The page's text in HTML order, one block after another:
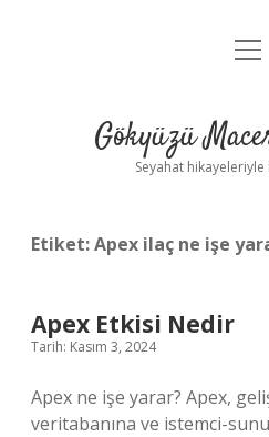
Yasal
Gökyüzü
Seyahat
Etiket:Apex ilaç ne işe
Apex Etkisi Nedir
Tarih: Kasım 3, 2024
Apex ne işe yarar? Apex,
veritabanına ve istemci-